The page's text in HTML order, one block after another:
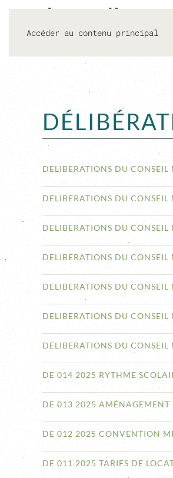
Accéder au contenu principal
DELIBERATIONS DU
DELIBERATIONS DU
DELIBERATIONS DU
DELIBERATIONS DU
DELIBERATIONS DU
DELIBERATIONS DU
DELIBERATIONS DU
DE 014 2025 RYTHME
DE 013 2025 AMÉNAGEMENT
DE 012 2025 CONVENTION
DE 011 2025 TARIFS DE